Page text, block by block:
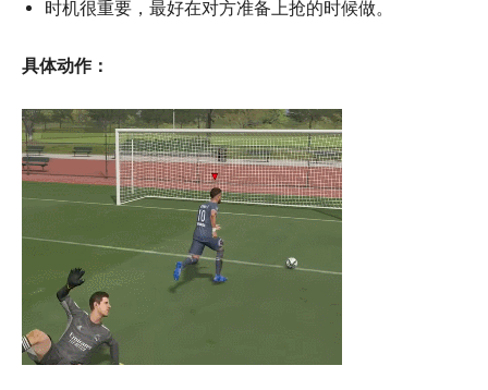
时机很重要，最好在对方准备上抢的时候做。
具体动作：